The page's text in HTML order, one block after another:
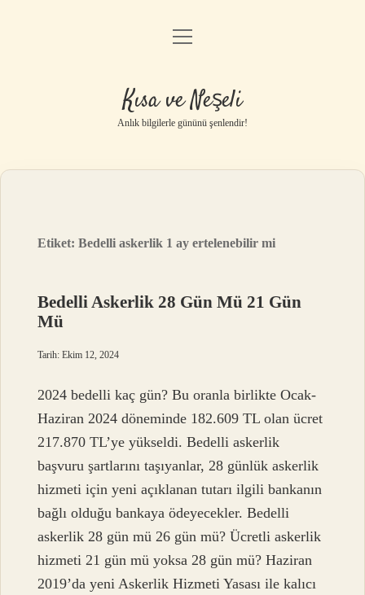
Anasayfa
Yasal Uyarı
menüyü
Kısa ve Neşeli
Anlık bilgilerle gününü şenlendir!
Etiket:Bedelli askerlik 1 ay ertelenebilir mi
Bedelli Askerlik 28 Gün Mü 21 Gün
Mü
Tarih: Ekim 12, 2024
2024 bedelli kaç gün? Bu oranla birlikte Ocak-
Haziran 2024 döneminde 182.609 TL olan ücret
217.870 TL’ye yükseldi. Bedelli askerlik
başvuru şartlarını taşıyanlar, 28 günlük askerlik
hizmeti için yeni açıklanan tutarı ilgili bankanın
bağlı olduğu bankaya ödeyecekler. Bedelli
askerlik 28 gün mü 26 gün mü? Ücretli askerlik
hizmeti 21 gün mü yoksa 28 gün mü? Haziran
2019’da yeni Askerlik Hizmeti Yasası ile kalıcı